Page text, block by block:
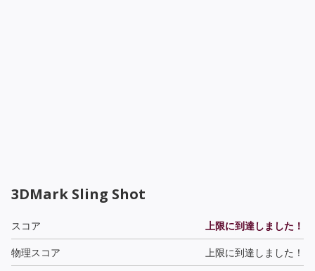
3DMark Sling Shot
スコア
上限に到達しました！
物理スコア
上限に到達しました！